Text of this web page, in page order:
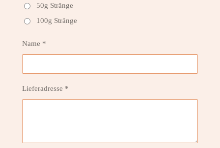
50g Stränge
100g Stränge
Name *
Lieferadresse *